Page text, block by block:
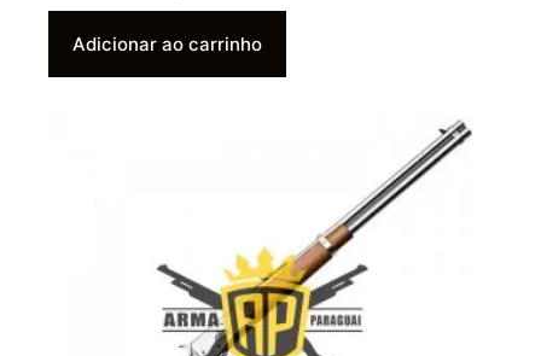
Adicionar ao carrinho